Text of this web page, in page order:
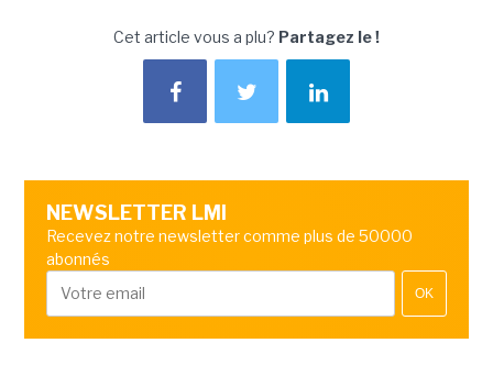
Cet article vous a plu? Partagez le !
NEWSLETTER LMI
Recevez notre newsletter comme plus de 50000
abonnés
OK